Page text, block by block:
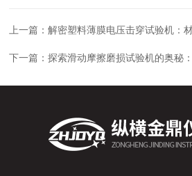
上一篇：解密塑料薄膜电压击穿试验机：
下一篇：探索滑动摩擦磨损试验机的奥秘